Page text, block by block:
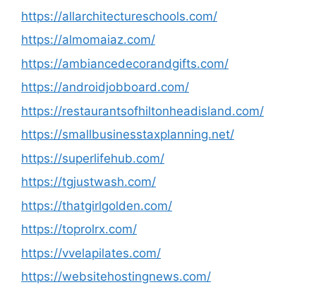
https://allarchitectureschools.com/
https://almomaiaz.com/
https://ambiancedecorandgifts.com/
https://androidjobboard.com/
https://restaurantsofhiltonheadisland.com/
https://smallbusinesstaxplanning.net/
https://superlifehub.com/
https://tgjustwash.com/
https://thatgirlgolden.com/
https://toprolrx.com/
https://vvelapilates.com/
https://websitehostingnews.com/